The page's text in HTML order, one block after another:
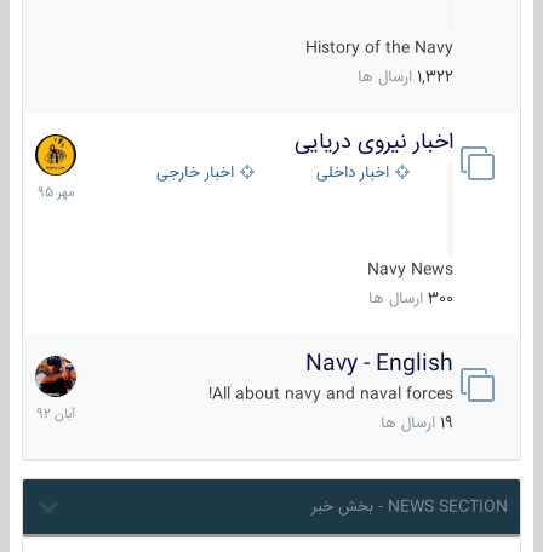
History of the Navy
1,322 ارسال ها
اخبار نیروی دریایی
اخبار داخلی اخبار خارجی
Navy News
300 ارسال ها
27
مهر
1395
Navy - English
All about navy and naval forces!
ارسال ها
22
آبان
1392
NEWS SECTION - بخش خبر